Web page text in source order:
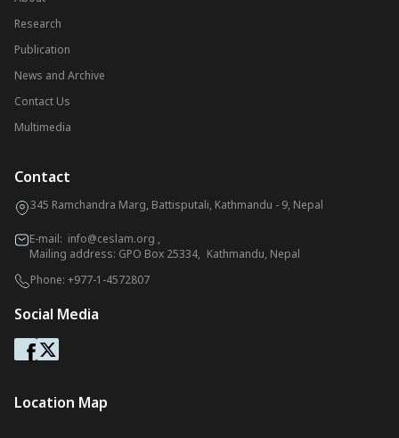
Research
Publication
News and Archive
Contact Us
Multimedia
Contact
345 Ramchandra Marg, Battisputali, Kathmandu - 9, Nepal
E-mail: info@ceslam.org ,
Mailing address: GPO Box 25334, Kathmandu, Nepal
Phone: +977-1-4572807
Social Media
Location Map